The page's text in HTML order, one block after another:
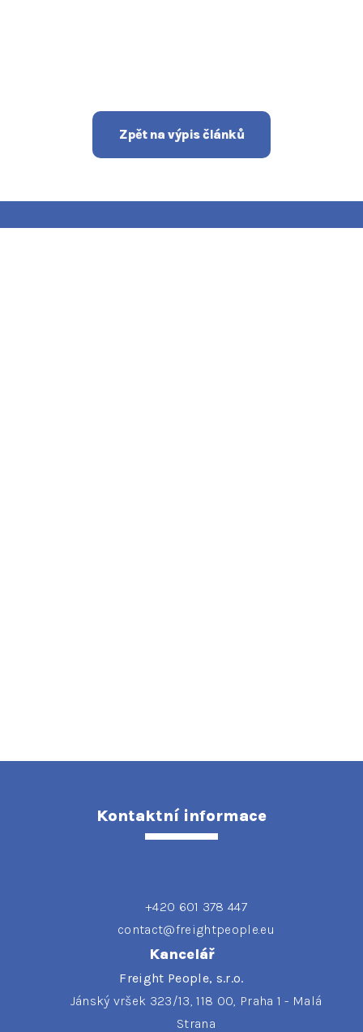
Zpět na výpis článků
Kontaktní informace
+420 601 378 447
contact@freightpeople.eu
Kancelář
Freight People, s.r.o.
Jánský vršek 323/13, 118 00, Praha 1 - Malá
Strana